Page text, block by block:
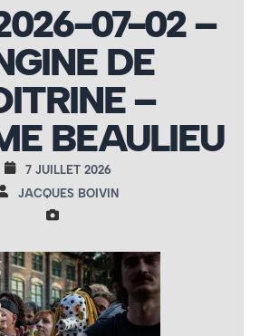
07-02 –
DE
–
BEAULIEU
7 JUILLET 2026
JACQUES BOIVIN